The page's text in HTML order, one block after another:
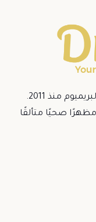
د. حلو — علامتك للعناية الطبيعية والبريميوم منذ 2011.
صحيًا متألقًا